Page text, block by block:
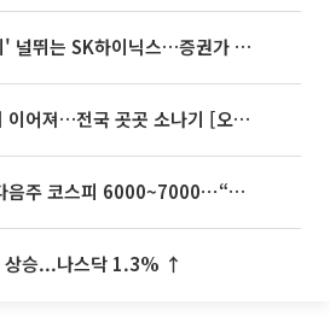
'불안과 기대 사이' 널뛰는 SK하이닉스…증권가 "HBM4·LTA 기반 펀터멘털 견고"
35도 안팎 무더위 이어져…전국 곳곳 소나기 [오늘 날씨]
[주간증시전망] 다음주 코스피 6000~7000⋯“外人 수급은 정책이 변수”
상승...나스닥 1.3% ↑